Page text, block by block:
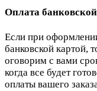
Оплата
Если при
банковской картой,
оговорим с вами
когда все будет
оплаты вашего